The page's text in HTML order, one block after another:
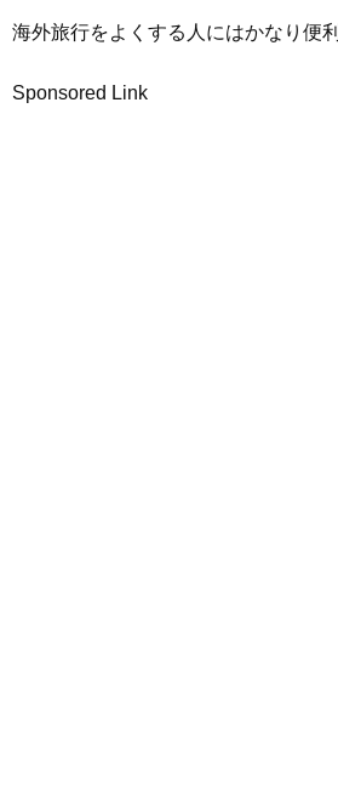
海外旅行をよくする人にはかなり便
Sponsored Link